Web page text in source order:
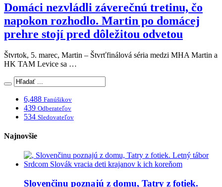
Domáci nezvládli záverečnú tretinu, čo
napokon rozhodlo. Martin po domácej
prehre stojí pred dôležitou odvetou
Štvrtok, 5. marec, Martin – Štvrťfinálová séria medzi MHA Martin a
HK TAM Levice sa …
6,488 Fanúšikov
439 Odberateľov
534 Sledovateľov
Najnovšie
Slovenčinu poznajú z domu, Tatry z fotiek.